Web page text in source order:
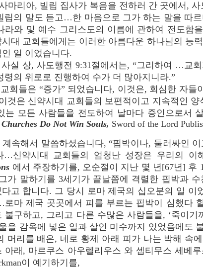
리아, 빌립 집사가 복음을 전하러 간 곳에서, 사
립의 말도 듣고…한 마음으로 그가 하는 말을 따
라와 및 예수 그리스도의 이름에 관하여 전도함
시대 교회들에게는 이러한 아름다운 하나님의 능
인 일 이었습니다.
상, 사도행전 9:31절에서는, “그리하여 …교회
령의 위로로 진행하여 수가 더 많아지니라.”
들은 “증가” 되었습니다, 이것은, 회심한 자들
것은 신약시대 교회들의 보편적이고 지속적인
는 모든 사람들을 전도하여 날마다 증인으로서
Do Not Win Souls, Sword of the Lord
계속해서 말씀하셨습니다, “핍박이나, 둘러싸인
…신약시대 교회들의 엄청난 성장은 우리의
에서 주장하기를, 오순절이 지난 몇 년[67년] 후
가 말하기를 3세기가 끝날쯤에 격렬한 핍박과
고 합니다. 그 당시 로마 제국의 십오분의 일
마 제국 곳곳에서 피를 부르는 핍박이 심했다
불구하고, 그리고 다른 수많은 사람들을, ‘죽이
을 감옥에 넣은 일과 살인 미수까지 있었음에도
머리를 배은, 네로 황제 아래 피가 나는 박해 속
아래, 마르쿠스 아우렐리우스 와 셉티무스 세베
이 예기하기를,